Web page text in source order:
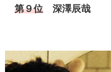
第９位 深澤辰哉